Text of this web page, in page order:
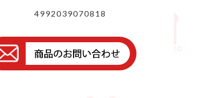
4992039070818